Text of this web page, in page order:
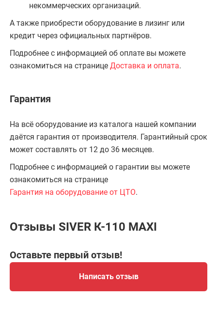
некоммерческих организаций.
А также приобрести оборудование в лизинг или
кредит через официальных партнёров.
Подробнее с информацией об оплате вы можете
ознакомиться на странице Доставка и оплата.
Гарантия
На всё оборудование из каталога нашей компании
даётся гарантия от производителя. Гарантийный срок
может составлять от 12 до 36 месяцев.
Подробнее с информацией о гарантии вы можете
ознакомиться на странице
Гарантия на оборудование от ЦТО.
Отзывы SIVER К-110 MAXI
Оставьте первый отзыв!
Написать отзыв